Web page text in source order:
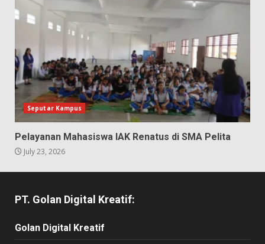
Seputar Kampus
Pelayanan Mahasiswa IAK Renatus di SMA Pelita
July 23, 2026
PT. Golan Digital Kreatif:
Golan Digital Kreatif